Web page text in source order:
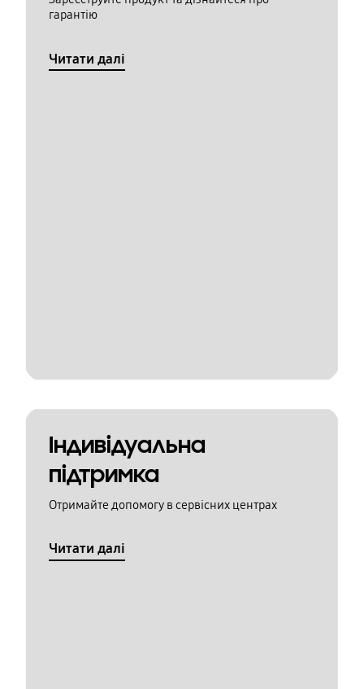
гарантію
Читати далі
Індивідуальна
підтримка
Отримайте допомогу в сервісних центрах
Читати далі